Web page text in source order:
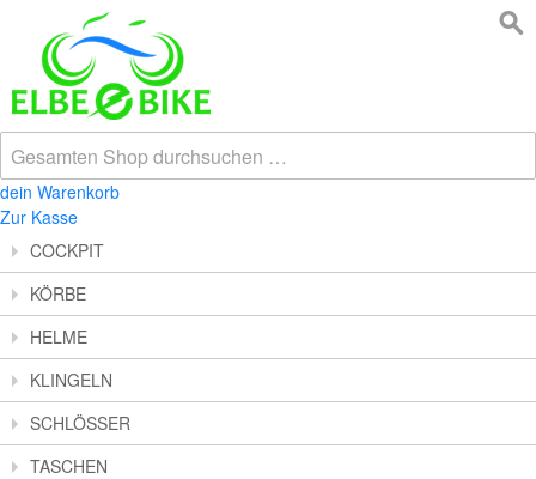
dein Warenkorb
Zur Kasse
COCKPIT
KÖRBE
HELME
KLINGELN
SCHLÖSSER
TASCHEN